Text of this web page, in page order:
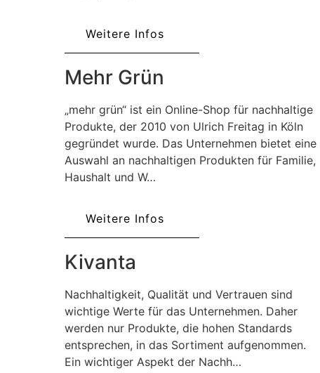
Weitere Infos
Mehr Grün
„mehr grün“ ist ein Online-Shop für nachhaltige
Produkte, der 2010 von Ulrich Freitag in Köln
gegründet wurde. Das Unternehmen bietet eine
Auswahl an nachhaltigen Produkten für Familie,
Haushalt und W…
Weitere Infos
Kivanta
Nachhaltigkeit, Qualität und Vertrauen sind
wichtige Werte für das Unternehmen. Daher
werden nur Produkte, die hohen Standards
entsprechen, in das Sortiment aufgenommen.
Ein wichtiger Aspekt der Nachh…